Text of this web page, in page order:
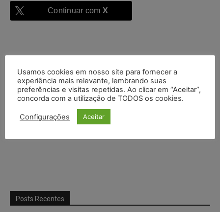
Continuar com X
Posts Recentes
Usamos cookies em nosso site para fornecer a
experiência mais relevante, lembrando suas
preferências e visitas repetidas. Ao clicar em “Aceitar”,
concorda com a utilização de TODOS os cookies.
Configurações Aceitar